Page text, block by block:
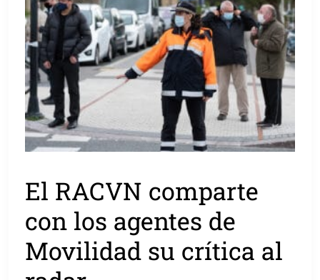
El RACVN comparte
con los agentes de
Movilidad su crítica al